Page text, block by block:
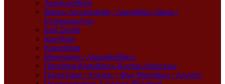
Αντιδωροθήκη
Βάσεις Αρτοκλασίας / Λαμπάδων γάμου /
Εσταυρωμένου
Ιερά Σκεύη
Καντήλια
Κηροπήγια
Μανουάλια / Λαμπαδοθήκες
Παγκάρια-Κηροθήκες-Κουτιά Απόκερων
Πολυέλαιοι / Απλίκες / Φως Ψαλτάδων / Λυχνίες